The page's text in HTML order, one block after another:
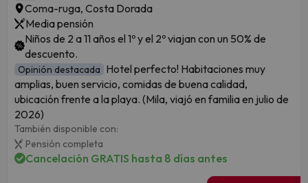
Coma-ruga, Costa Dorada
Media pensión
Niños de 2 a 11 años el 1º y el 2º viajan con un 50% de
descuento.
Opinión destacada Hotel perfecto! Habitaciones muy
amplias, buen servicio, comidas de buena calidad,
ubicación frente a la playa. (Mila, viajó en familia en julio de
2026)
También disponible con:
Pensión completa
Cancelación GRATIS hasta 8 días antes